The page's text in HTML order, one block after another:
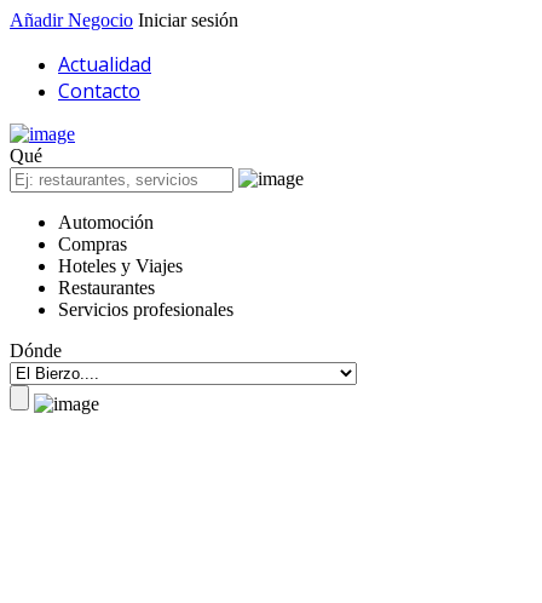
Añadir Negocio Iniciar sesión
Actualidad
Contacto
Qué
Automoción
Compras
Hoteles y Viajes
Restaurantes
Servicios profesionales
Dónde